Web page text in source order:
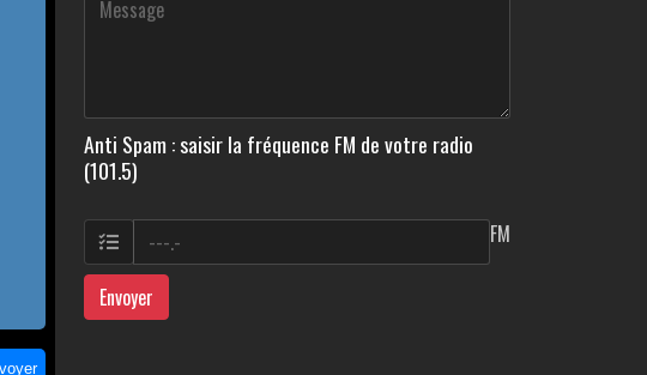
Anti Spam : saisir la fréquence FM de votre radio
(101.5)
FM
Envoyer